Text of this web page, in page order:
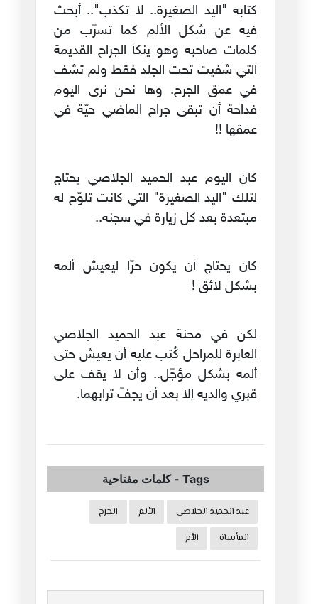
كتابه "اليد الصغيرة.. لا تكذب".. أبحث
فيه عن شكل الألم كما تسرّب من
كلمات صاحبه وهو ينكأ الجراح القديمة
التي شفيت تحت الجلد فقط ولم تشف
في عمق الجرح. وها نحن نرى اليوم
فداحة أن تبقى جراح الماضي حيّة في
عمقها !!
كان اليوم عبد الحميد الجلاصي يحتاج
لتلك "اليد الصغيرة" التي كانت تلوّح له
مبتعدة بعد كل زيارة في سجنه..
كان يحتاج أن يكون حرّا ليعيش ألمه
بشكل لائق !
لكن في محنة عبد الحميد الجلاصي
العابرة للمراحل كُتب عليه أن يعيش حتى
ألمه بشكل مؤجّل.. وأن لا يقف على
قبري والديه إلا بعد أن يجفّ ترابهما.
Tags
-كلمات مفتاحية
عبد الحميد الجلاصي الألم
الجرح
المأساة
الأم